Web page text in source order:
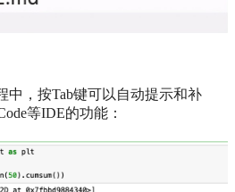
中，按Tab键可以自动提示和补
等IDE的功能：